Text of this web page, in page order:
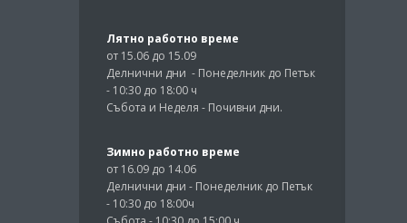
Лятно работно време
от 15.06 до 15.09
Делнични дни - Понеделник до Петък
- 10:30 до 18:00 ч
Събота и Неделя - Почивни дни.
Зимно работно време
от 16.09 до 14.06
Делнични дни - Понеделник до Петък
- 10:30 до 18:00ч